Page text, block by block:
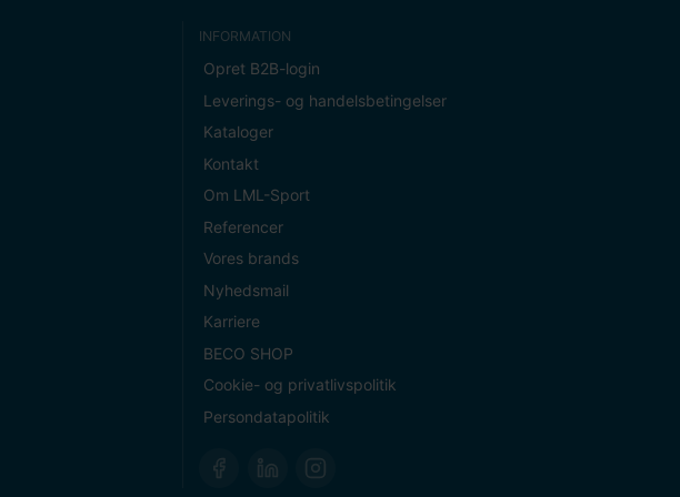
INFORMATION
Opret B2B-login
Leverings- og handelsbetingelser
Kataloger
Kontakt
Om LML-Sport
Referencer
Vores brands
Nyhedsmail
Karriere
BECO SHOP
Cookie- og privatlivspolitik
Persondatapolitik